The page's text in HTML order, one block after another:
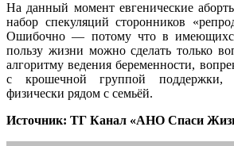
На данный момент евгенические
набор спекуляций сторонников
Ошибочно — потому что в
пользу жизни можно сделать только
алгоритму ведения беременности,
с крошечной группой поддержки,
физически рядом с семьёй.
Источник: ТГ Канал «АНО Спаси